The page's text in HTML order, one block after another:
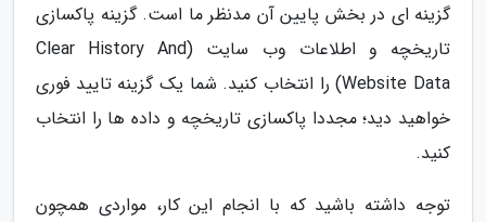
گزینه ای در بخش پایین آن مدنظر ما است. گزینه پاکسازی
تاریخچه و اطلاعات وب سایت (Clear History And
Website Data) را انتخاب کنید. شما یک گزینه تایید فوری
خواهید دید؛ مجددا پاکسازی تاریخچه و داده ها را انتخاب
کنید.
توجه داشته باشید که با انجام این کار، مواردی همچون